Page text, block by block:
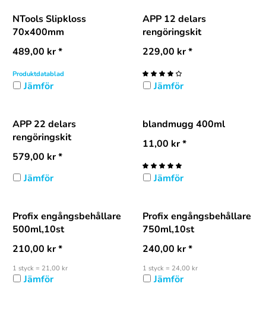
NTools Slipkloss
70x400mm
489,00 kr*
Produktdatablad
Jämför
APP 12 delars
rengöringskit
229,00 kr*
Jämför
APP 22 delars
rengöringskit
579,00 kr*
Jämför
blandmugg 400ml
11,00 kr*
Jämför
Profix engångsbehållare
500ml,10st
210,00 kr*
1 styck = 21,00 kr
Jämför
Profix engångsbehållare
750ml,10st
240,00 kr*
1 styck = 24,00 kr
Jämför